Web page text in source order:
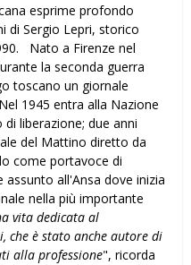
esprime profondo
di Sergio Lepri, storico
Nato a Firenze nel
la seconda guerra
toscano un giornale
1945 entra alla Nazione
liberazione; due anni
del Mattino diretto da
come portavoce di
all'Ansa dove inizia
nella più importante
vita dedicata al
che è stato anche autore di
alla professione", ricorda